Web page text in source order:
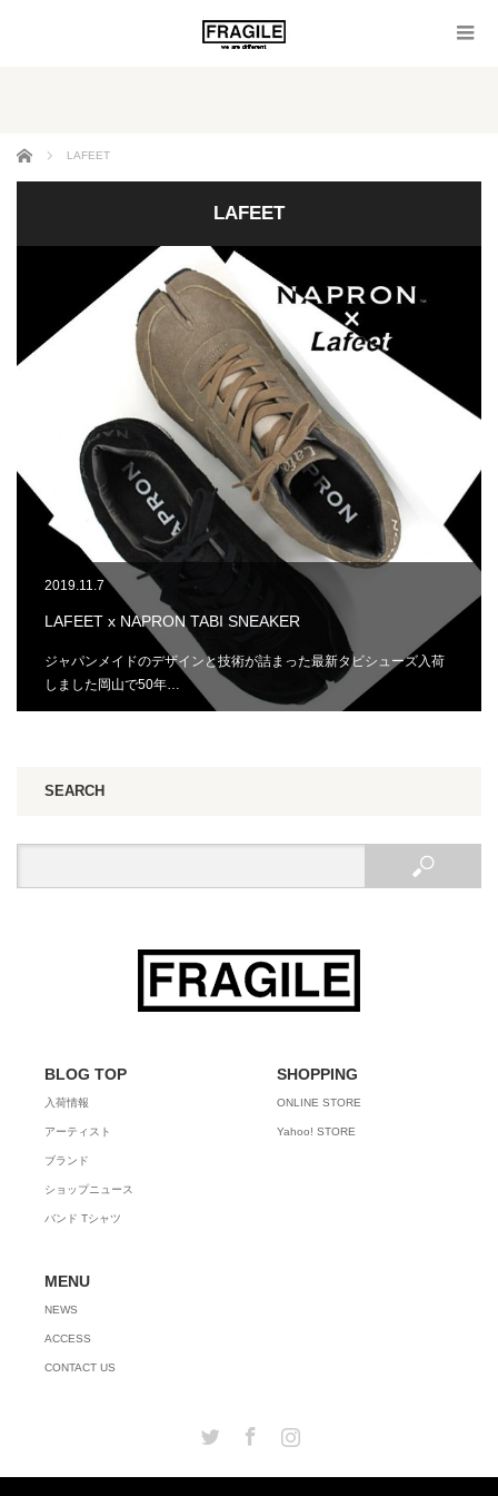
ホーム LAFEET
LAFEET
2019.11.7
LAFEET x NAPRON TABI SNEAKER
ジャパンメイドのデザインと技術が詰まった最新タビシューズ入荷
しました岡山で50年…
SEARCH
BLOG TOP
入荷情報
アーティスト
ブランド
ショップニュース
バンド Tシャツ
SHOPPING
ONLINE STORE
Yahoo! STORE
MENU
NEWS
ACCESS
CONTACT US
Twitter Facebook